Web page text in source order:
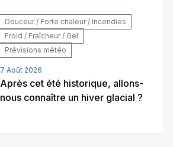
Douceur / Forte chaleur / Incendies
Froid / Fraîcheur / Gel
Prévisions météo
7 Août 2026
Après cet été historique, allons-
nous connaître un hiver glacial ?